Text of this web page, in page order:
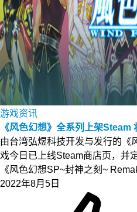
游戏资讯
《风色幻想》全系列上架Steam
由台湾弘煜科技开发与发行的《
戏今日已上线Steam商店页，并
《风色幻想SP~封神之刻~
2022年8月5日